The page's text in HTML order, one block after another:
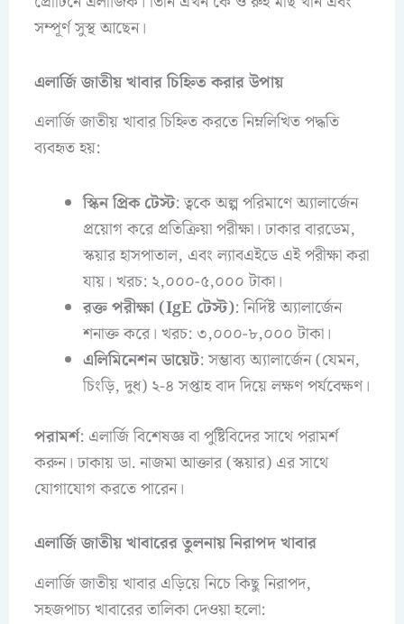
সম্পূর্ণ সুস্থ আছেন।
এলার্জি জাতীয় খাবার চিহ্নিত করার উপায়
এলার্জি জাতীয় খাবার চিহ্নিত করতে নিম্নলিখিত পদ্ধতি
ব্যবহৃত হয়:
স্কিন প্রিক টেস্ট: ত্বকে অল্প পরিমাণে অ্যালার্জেন
প্রয়োগ করে প্রতিক্রিয়া পরীক্ষা। ঢাকার বারডেম,
স্কয়ার হাসপাতাল, এবং ল্যাবএইডে এই পরীক্ষা করা
যায়। খরচ: ২,০০০-৫,০০০ টাকা।
রক্ত পরীক্ষা (IgE টেস্ট): নির্দিষ্ট অ্যালার্জেন
শনাক্ত করে। খরচ: ৩,০০০-৮,০০০ টাকা।
এলিমিনেশন ডায়েট: সম্ভাব্য অ্যালার্জেন (যেমন,
চিংড়ি, দুধ) ২-৪ সপ্তাহ বাদ দিয়ে লক্ষণ পর্যবেক্ষণ।
পরামর্শ: এলার্জি বিশেষজ্ঞ বা পুষ্টিবিদের সাথে পরামর্শ
করুন। ঢাকায় ডা. নাজমা আক্তার (স্কয়ার) এর সাথে
যোগাযোগ করতে পারেন।
এলার্জি জাতীয় খাবারের তুলনায় নিরাপদ খাবার
এলার্জি জাতীয় খাবার এড়িয়ে নিচে কিছু নিরাপদ,
সহজপাচ্য খাবারের তালিকা দেওয়া হলো: